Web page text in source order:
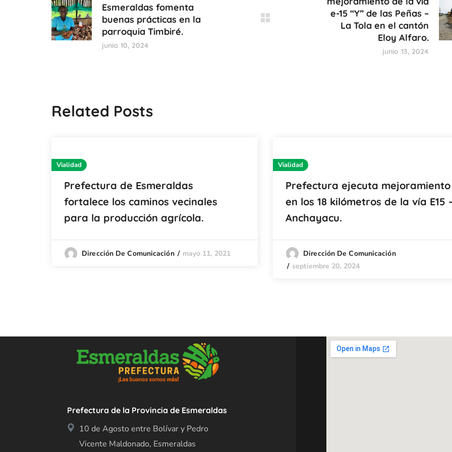
Esmeraldas fomenta
buenas prácticas en la
parroquia Timbiré.
junio 10, 2024
e-15 “Y” de las Peñas –
La Tola en el cantón
Eloy Alfaro.
junio 13, 2024
Related Posts
Vialidad
Prefectura de Esmeraldas
fortalece los caminos vecinales
para la producción agrícola.
Dirección De Comunicación mayo 11, 2021
Vialidad
Prefectura ejecuta mejoramiento
en los 18 kilómetros de la vía E15
Anchayacu.
Dirección De Comunicación
septiembre 20, 2024
Prefectura de la Provincia de Esmeraldas
10 de Agosto entre Bolívar y Pedro
Vicente Maldonado, Esmeraldas